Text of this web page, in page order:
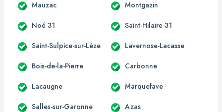
Mauzac Montgazin
Noé 31 Saint-Hilaire 31
Saint-Sulpice-sur-Lèze Lavernose-Lacasse
Bois-de-la-Pierre Carbonne
Lacaugne Marquefave
Salles-sur-Garonne Azas